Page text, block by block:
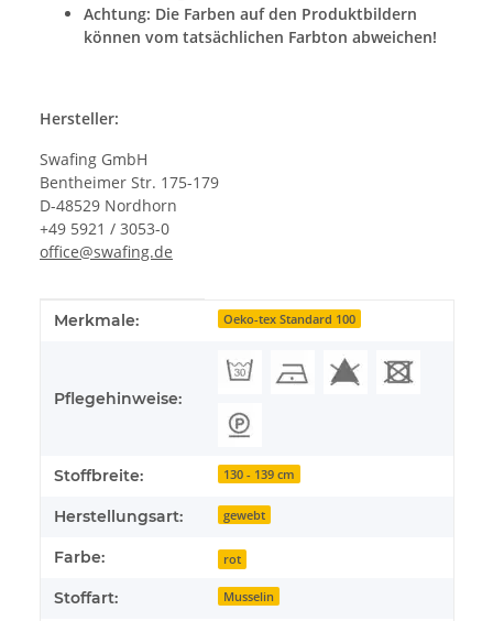
Achtung: Die Farben auf den Produktbildern
können vom tatsächlichen Farbton abweichen!
Hersteller:
Swafing GmbH
Bentheimer Str. 175-179
D-48529 Nordhorn
+49 5921 / 3053-0
office@swafing.de
Produkteigenschaft
Wert
Merkmale: Oeko-tex Standard 100
Pflegehinweise:
Stoffbreite: 130 - 139 cm
Herstellungsart: gewebt
Farbe: rot
Stoffart: Musselin